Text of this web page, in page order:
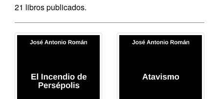
21 libros publicados.